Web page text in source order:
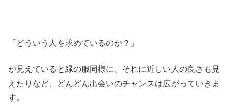
「どういう人を求めているのか？」
が見えていると緑の服同様に、それに近しい人の良さも見
えたりなど、どんどん出会いのチャンスは広がっていきま
す。